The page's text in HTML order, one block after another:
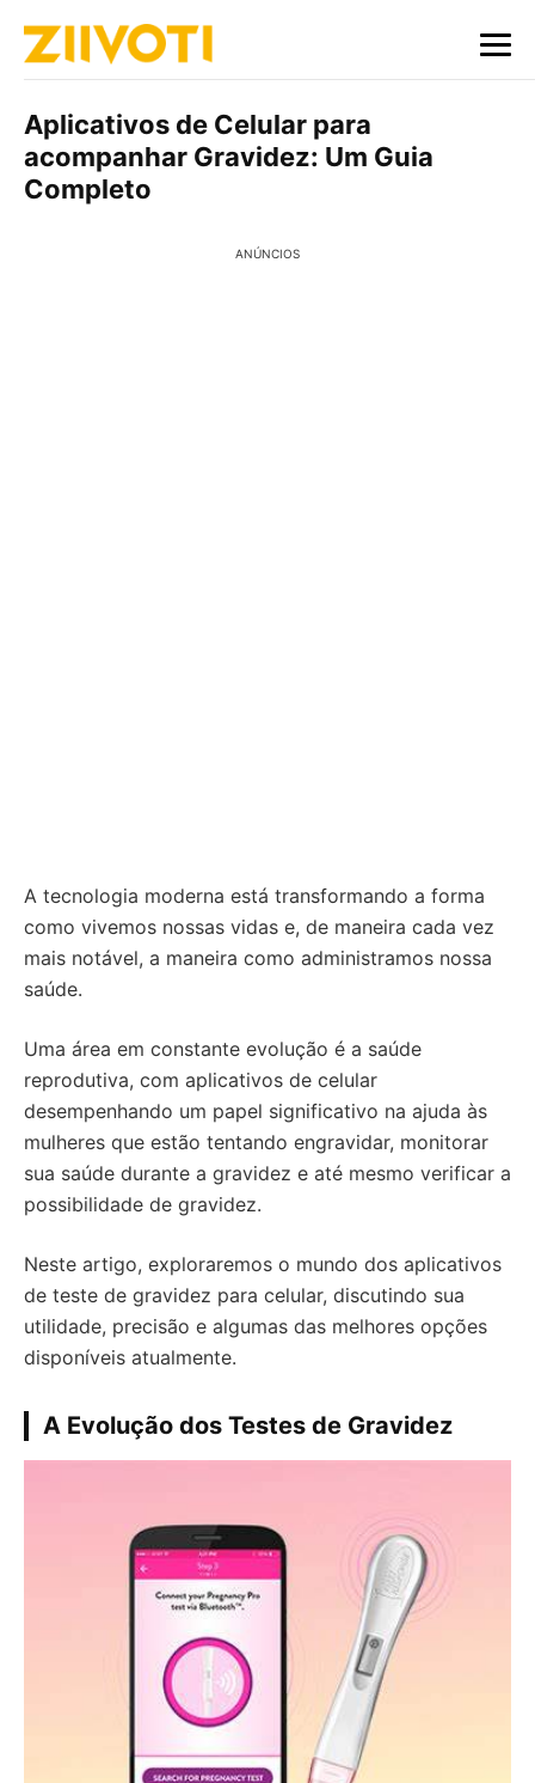
Aplicativos de Celular para
acompanhar Gravidez: Um Guia
Completo
ANÚNCIOS
A tecnologia moderna está transformando a forma
como vivemos nossas vidas e, de maneira cada vez
mais notável, a maneira como administramos nossa
saúde.
Uma área em constante evolução é a saúde
reprodutiva, com aplicativos de celular
desempenhando um papel significativo na ajuda às
mulheres que estão tentando engravidar, monitorar
sua saúde durante a gravidez e até mesmo verificar a
possibilidade de gravidez.
Neste artigo, exploraremos o mundo dos aplicativos
de teste de gravidez para celular, discutindo sua
utilidade, precisão e algumas das melhores opções
disponíveis atualmente.
A Evolução dos Testes de Gravidez